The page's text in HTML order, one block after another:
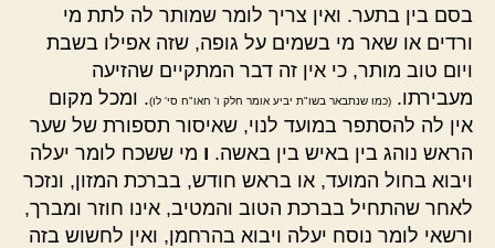
בסם בין בתער. ואין צריך לומר שמותר לה לתת מי
ורדים או שאר מי בשמים על גופה, שזה אפילו בשבת
ויום טוב מותר, כי אין זה דבר המתקיים שהזיעה
מעבירתו. (כמו שנתבאר בשו"ת יביע אומר חלק ו' חאו"ח סי' לו). ומכל מקום
אין לה להסתפר במועד לנוי, שאיסור תספורת של שער
הראש נוהג בין באיש בין באשה. ו מי ששכח לומר יעלה
ויבוא בחול המועד, או בראש חודש, בברכת המזון, ונזכר
לאחר שהתחיל בברכת הטוב והמטיב, אינו חוזר ומברך,
ורשאי לומר נוסח יעלה ויבוא בהרחמן, ואין לחשוש בזה